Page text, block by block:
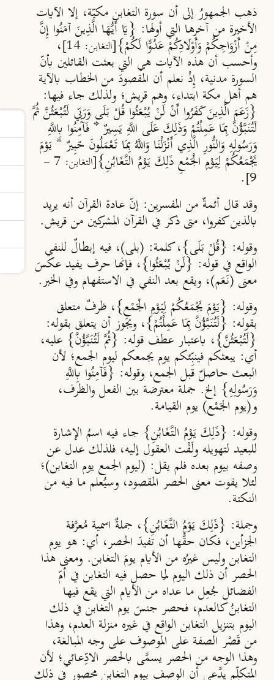
ذهب الجمهورُ إلى أن سورة التغابن مكيّة، إلا الآيات
الأخيرة من آخرها التي أولها: {يَا أَيُّهَا الَّذِينَ آمَنُوا إِنَّ
مِنْ أَزْوَاجِكُمْ وَأَوْلَادِكُمْ عَدُوًّا لَكُمْ}[التغابن: 14] ،
وأحسب أن هذه الآيات هي التي بعثت القائلين بأنّ
السورة مدنية، إِذْ نعلم أن المقصودَ من الخطاب بالآية
هم أهل مكة ابتداء، وهم قريش؛ ولذلك جاء فيها:
{زَعَمَ الَّذِينَ كَفَرُوا أَنْ لَنْ يُبْعَثُوا قُلْ بَلَى وَرَبِّي لَتُبْعَثُنَّ ثُمَّ
لَتُنَبَّؤُنَّ بِمَا عَمِلْتُمْ وَذَلِكَ عَلَى اللَّهِ يَسِيرٌ * فَآمِنُوا بِاللَّهِ
وَرَسُولِهِ وَالنُّورِ الَّذِي أَنْزَلْنَا وَاللَّهُ بِمَا تَعْمَلُونَ خَبِيرٌ * يَوْمَ
يَجْمَعُكُمْ لِيَوْمِ الْجَمْعِ ذَلِكَ يَوْمُ التَّغَابُنِ} [التغابن: 7 -
9]
.
وقد قال أئمةٌ من المفسرين: إنّ عادة القرآن أنه يريد
بالذين كفروا، متى ذكر في القرآن المشركين من قريش.
وقوله: {قُلْ بَلَى}، كلمة: (بلى)، فيه إبطالٌ للنفي
الواقع في قوله: {لَنْ يُبْعَثُوا}، فإنها حرف يفيد عكسَ
معنى (نَعَم)، ويقع بعد النفي في الاستفهام وفي الخبر.
وقوله: {يَوْمَ يَجْمَعُكُمْ لِيَوْمِ الْجَمْعِ}، ظرفٌ متعلق
بقوله: {لَتُنَبَّؤُنَّ بِمَا عَمِلْتُمْ}، ويجوز أن يتعلق بقوله:
{لَتُبْعَثُنَّ}، باعتبار عطف قوله: {ثُمَّ لَتُنَبَّؤُنَّ} عليه،
أي: يبعثكم فينبِّئكم يوم يجمعكم ليوم الجمع؛ لأن
البعث حاصلٌ قبل الجمع، وقوله: {فَآمِنُوا بِاللَّهِ
وَرَسُولِهِ} إلخ. جملة معترضة بين الفعل والظرف،
و(يوم الجَمْع) يوم القيامة.
وقوله: {ذَلِكَ يَوْمُ التَّغَابُنِ} جاء فيه اسمُ الإشارة
للبعيد لتهويله ولَفْت العقول إليه، فلذلك عدل عن
وصفه بيوم بعده فلم يقل: (ليوم الجمع يوم التغابن)؛
لئلا يفوت معنى الحصر المقصود، وسيُعلم ما فيه من
النكتة.
وجملة: {ذَلِكَ يَوْمُ التَّغَابُنِ}، جملةٌ اسمية مُعرَّفة
الجزأين، فكان حقُّها أن تفيدَ الحصر، أي: هو يوم
التغابن وليس غيرُه من الأيام يومَ التغابن. ومعنى هذا
الحصر أن ذلك اليوم لمّا حصل فيه التغابن في أمّ
الفضائل جُعِل ما عداه من الأيام التي يقع فيها
التغابنُ كالعدم، فحصر جنسَ يوم التغابن في ذلك
اليوم بتنزيل التغابن الواقع في غيره منزلة العدم، وهذا
من قَصْر الصفة على الموصوف على وجه المبالغة،
وهذا الوجه من الحصر يسمَّى بالحصر الادِّعائي؛ لأن
المتكلِّم يدَّعي أن الوصف بيوم التغابن محصور في ذلك